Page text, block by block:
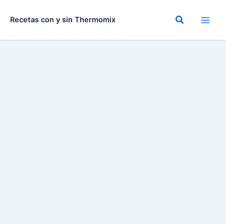
Recetas con y sin Thermomix Buscar